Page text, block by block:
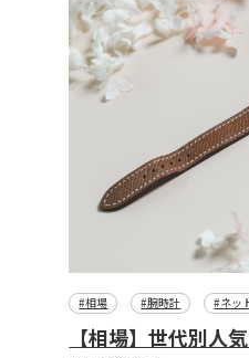
#相場 #腕時計 #ネッ
【相場】世代別人